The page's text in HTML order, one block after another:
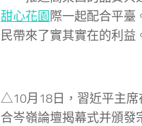
甜心花園 際一起配合平臺
民帶來了實其實在的利益
△10月18日，習近平主席
合岑嶺論壇揭幕式并頒發